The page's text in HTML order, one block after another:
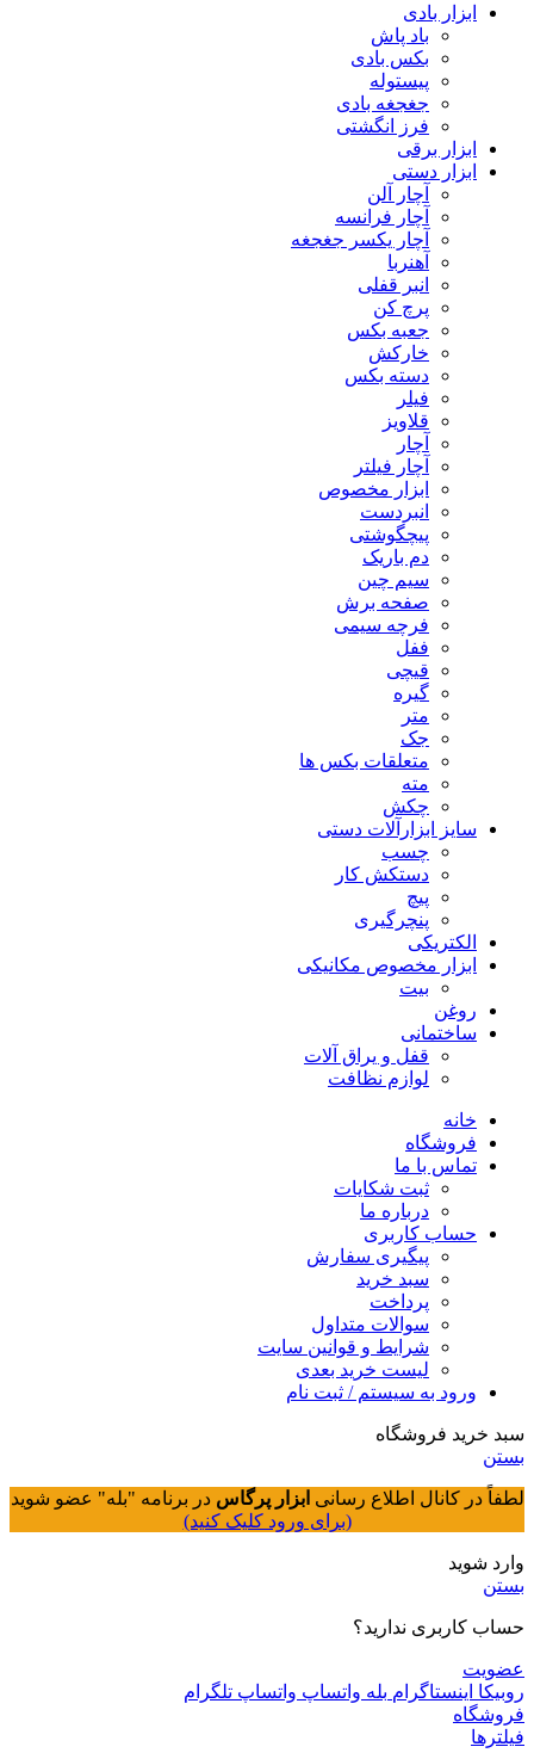
ابزار بادی
باد پاش
بکس بادی
پیستوله
جغجغه بادی
فرز انگشتی
ابزار برقی
ابزار دستی
آچار آلن
آچار فرانسه
آچار یکسر جغجغه
آهنربا
انبر قفلی
پرچ کن
جعبه بکس
خارکش
دسته بکس
فیلر
قلاویز
آچار
آچار فیلتر
ابزار مخصوص
انبردست
پیچگوشتی
دم باریک
سیم چین
صفحه برش
فرچه سیمی
ففل
قیچی
گیره
متر
جک
متعلقات بکس ها
مته
چکش
سایز ابزارآلات دستی
چسب
دستکش کار
پیچ
پنچرگیری
الکتریکی
ابزار مخصوص مکانیکی
بیت
روغن
ساختمانی
قفل و یراق آلات
لوازم نظافت
خانه
فروشگاه
تماس با ما
ثبت شکایات
درباره ما
حساب کاربری
پیگیری سفارش
سبد خرید
پرداخت
سوالات متداول
شرایط و قوانین سایت
لیست خرید بعدی
ورود به سیستم / ثبت نام
سبد خرید فروشگاه
بستن
لطفاً در کانال اطلاع رسانی ابزار پرگاس در برنامه "بله" عضو شوید
(برای ورود کلیک کنید)
وارد شوید
بستن
حساب کاربری ندارید؟
عضویت
روبیکا اینستاگرام بله واتساپ واتساپ تلگرام
فروشگاه
فیلترها